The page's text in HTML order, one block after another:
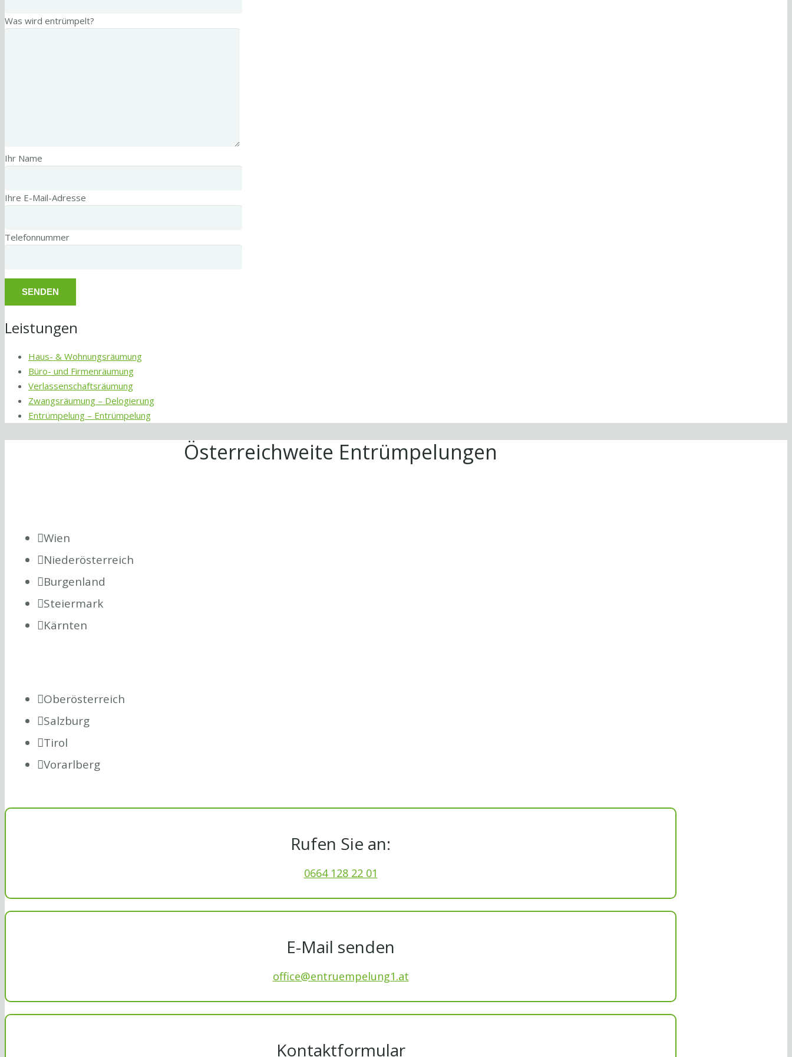
Was wird entrümpelt?
Ihr Name
Ihre E-Mail-Adresse
Telefonnummer
Leistungen
Haus- & Wohnungsräumung
Büro- und Firmenräumung
Verlassenschaftsräumung
Zwangsräumung – Delogierung
Entrümpelung – Entrümpelung
Österreichweite Entrümpelungen
Wien
Niederösterreich
Burgenland
Steiermark
Kärnten
Oberösterreich
Salzburg
Tirol
Vorarlberg
Rufen Sie an:
0664 128 22 01
E-Mail senden
office@entruempelung1.at
Kontaktformular